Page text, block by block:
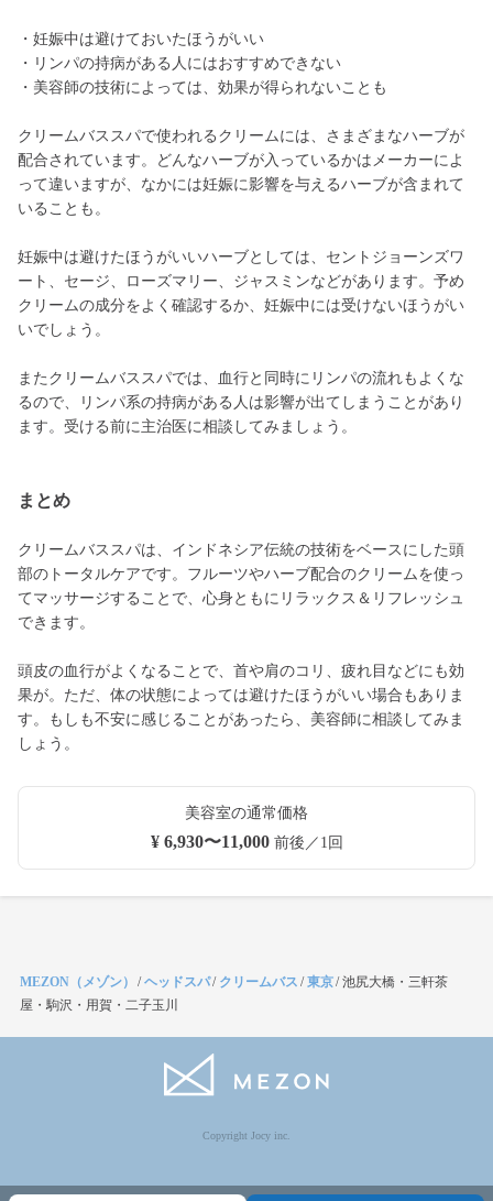
・妊娠中は避けておいたほうがいい
・リンパの持病がある人にはおすすめできない
・美容師の技術によっては、効果が得られないことも
クリームバススパで使われるクリームには、さまざまなハーブが
配合されています。どんなハーブが入っているかはメーカーによ
って違いますが、なかには妊娠に影響を与えるハーブが含まれて
いることも。
妊娠中は避けたほうがいいハーブとしては、セントジョーンズワ
ート、セージ、ローズマリー、ジャスミンなどがあります。予め
クリームの成分をよく確認するか、妊娠中には受けないほうがい
いでしょう。
またクリームバススパでは、血行と同時にリンパの流れもよくな
るので、リンパ系の持病がある人は影響が出てしまうことがあり
ます。受ける前に主治医に相談してみましょう。
まとめ
クリームバススパは、インドネシア伝統の技術をベースにした頭
部のトータルケアです。フルーツやハーブ配合のクリームを使っ
てマッサージすることで、心身ともにリラックス＆リフレッシュ
できます。
頭皮の血行がよくなることで、首や肩のコリ、疲れ目などにも効
果が。ただ、体の状態によっては避けたほうがいい場合もありま
す。もしも不安に感じることがあったら、美容師に相談してみま
しょう。
美容室の通常価格
¥ 6,930〜11,000前後／1回
MEZON（メゾン） /ヘッドスパ/ クリームバス /東京/池尻大橋・三軒茶
屋・駒沢・用賀・二子玉川
Copyright Jocy inc.